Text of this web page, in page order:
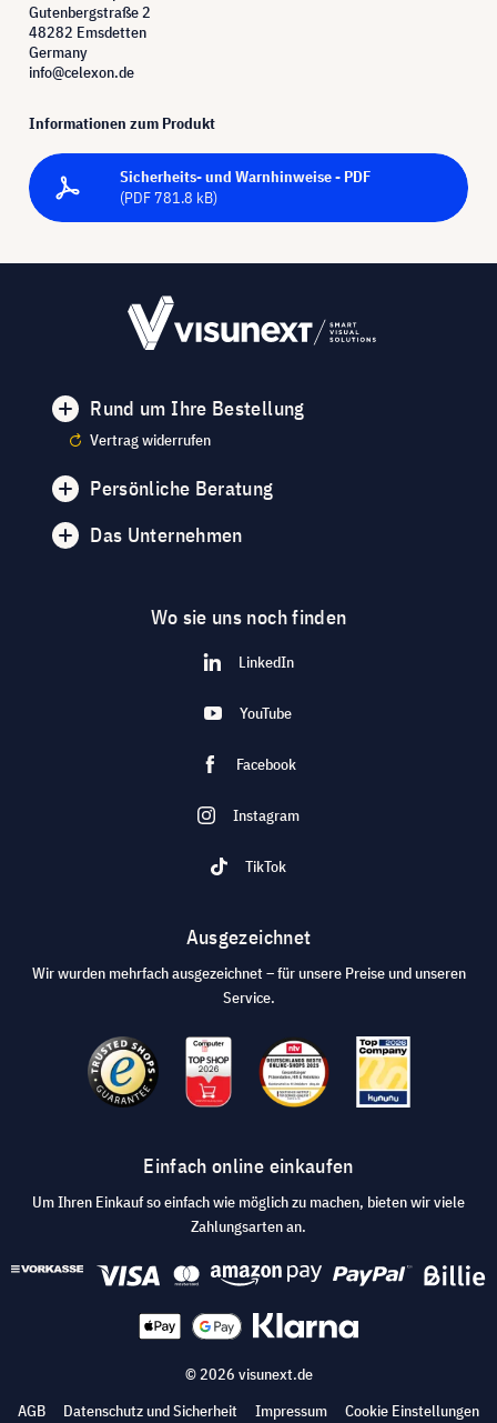
Gutenbergstraße 2
48282 Emsdetten
Germany
info@celexon.de
Informationen zum Produkt
Sicherheits- und Warnhinweise - PDF
(PDF 781.8 kB)
Rund um Ihre Bestellung
Vertrag widerrufen
Persönliche Beratung
Das Unternehmen
Wo sie uns noch finden
LinkedIn
YouTube
Facebook
Instagram
TikTok
Ausgezeichnet
Wir wurden mehrfach ausgezeichnet – für unsere Preise und unseren
Service.
Einfach online einkaufen
Um Ihren Einkauf so einfach wie möglich zu machen, bieten wir viele
Zahlungsarten an.
© 2026 visunext.de
AGB
Datenschutz und Sicherheit Impressum Cookie Einstellungen